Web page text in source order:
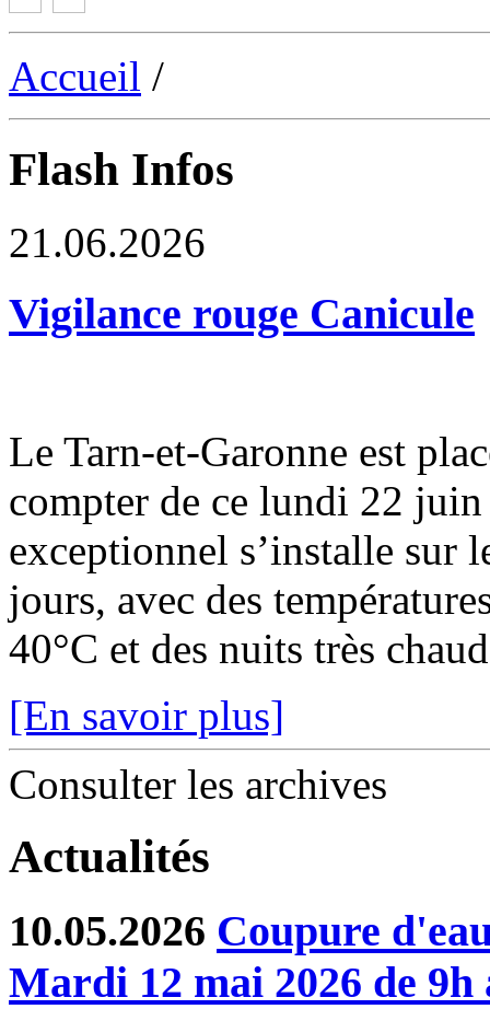
Accueil /
Flash Infos
21.06.2026
Vigilance rouge Canicule
Le Tarn-et-Garonne est
compter de ce lundi 22
exceptionnel s’installe sur
jours, avec des
40°C et des nuits très
[En savoir plus]
Consulter les archives
Actualités
10.05.2026 Coupure
Mardi 12 mai 2026 de 9h